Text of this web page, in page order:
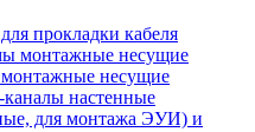
прокладки кабеля
несущие